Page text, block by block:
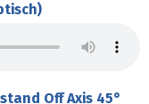
Off Axis 45°